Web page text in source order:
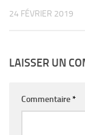
24 FÉVRIER 2019
LAISSER UN
Commentaire*